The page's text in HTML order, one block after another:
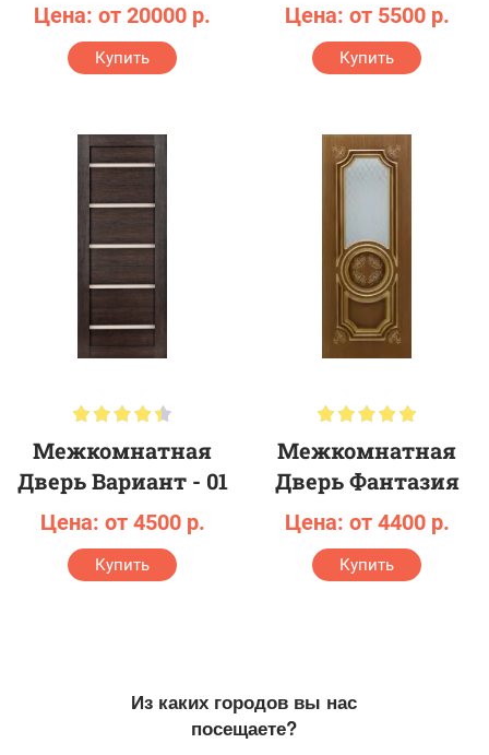
Цена: от 20000 р.
Купить
Цена: от 5500 р.
Купить
Межкомнатная
Дверь Вариант - 01
Цена: от 4500 р.
Купить
Межкомнатная
Дверь Фантазия
Цена: от 4400 р.
Купить
Из каких городов вы нас
посещаете?